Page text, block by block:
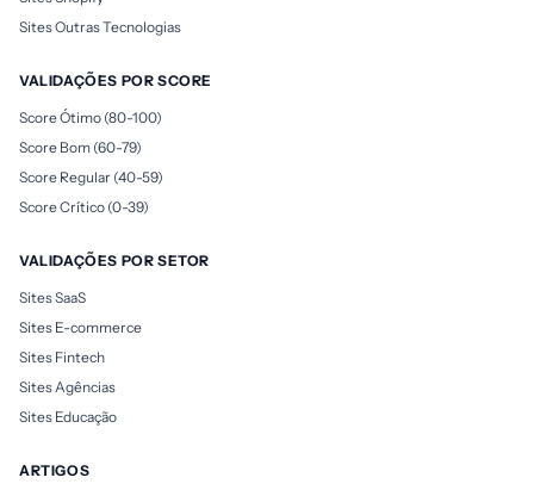
Sites Outras Tecnologias
VALIDAÇÕES POR SCORE
Score Ótimo (80-100)
Score Bom (60-79)
Score Regular (40-59)
Score Crítico (0-39)
VALIDAÇÕES POR SETOR
Sites SaaS
Sites E-commerce
Sites Fintech
Sites Agências
Sites Educação
ARTIGOS